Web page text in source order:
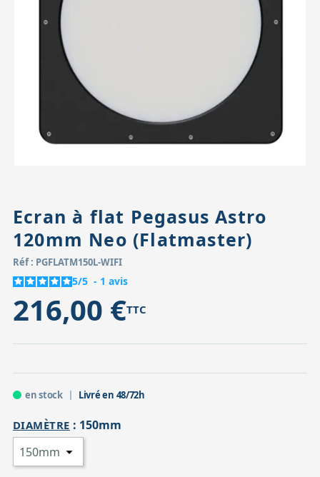
Accessoires pour montures
Têtes
Pièces détachées
Ecran à flat Pegasus Astro
120mm Neo (Flatmaster)
Réf : PGFLATM150L-WIFI
5/5 - 1 avis
216,00 €TTC
en stock Livré en 48/72h
DIAMÈTRE : 150mm